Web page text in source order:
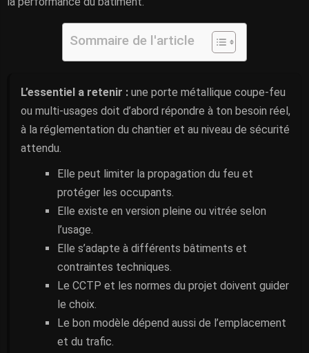
Sommaire de l'article
L’essentiel a retenir : une porte métallique coupe-feu
ou multi-usages doit d’abord répondre à ton besoin réel,
à la réglementation du chantier et au niveau de sécurité
attendu.
Elle peut limiter la propagation du feu et
protéger les occupants.
Elle existe en version pleine ou vitrée selon
l’usage.
Elle s’adapte à différents bâtiments et
contraintes techniques.
Le CCTP et les normes du projet doivent guider
le choix.
Le bon modèle dépend aussi de l’emplacement
et du trafic.